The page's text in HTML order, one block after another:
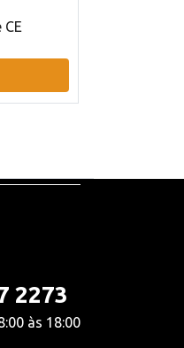
2273
às 18:00